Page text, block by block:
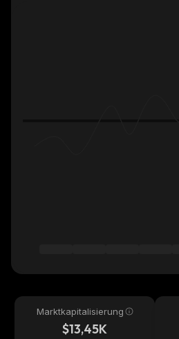
Marktkapitalisierung
$13,45K